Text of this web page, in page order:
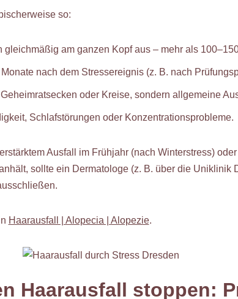
so:
gleichmäßig am ganzen Kopf aus – mehr als
nach dem Stressereignis (z. B. nach
oder Kreise, sondern allgemeine
Schlafstörungen oder Konzentrationsprobleme.
Ausfall im Frühjahr (nach Winterstress)
sollte ein Dermatologe (z. B. über die Uniklinik
Haarausfall | Alopecia | Alopezie.
Haarausfall stoppen: